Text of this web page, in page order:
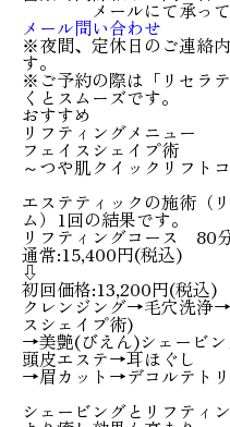
メールにて承っ
メール問い合わせ
※夜間、定休日のご連絡
す。
※ご予約の際は「リセラ
くとスムーズです。
おすすめ
リフティングメニュー
フェイスシェイプ術
～つや肌クイックリフト
エステティックの施術（
ム）1回の結果です。
リフティングコース 80
通常:15,400円(税込)
⇩
初回価格:13,200円(税込)
クレンジング→毛穴洗浄
スシェイプ術)
→美艶(びえん)シェービ
頭皮エステ→耳ほぐし
→眉カット→デコルテト
シェービングとリフティ